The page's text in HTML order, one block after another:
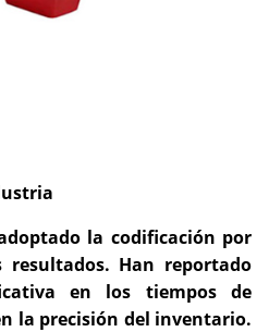
la codificación por
resultados. Han reportado
en los tiempos de
la precisión del inventario.